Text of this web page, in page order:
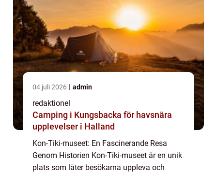
04 juli 2026 admin
redaktionel
Camping i Kungsbacka för havsnära
upplevelser i Halland
Kon-Tiki-museet: En Fascinerande Resa
Genom Historien Kon-Tiki-museet är en unik
plats som låter besökarna uppleva och